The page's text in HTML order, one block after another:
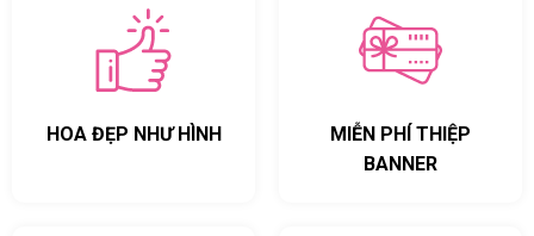
HOA ĐẸP NHƯ HÌNH
MIỄN PHÍ THIỆP
BANNER